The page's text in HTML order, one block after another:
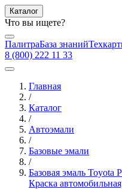
Каталог
Что вы ищете?
ПалитраБаза знаний
8 (800) 222 11 33
Главная
/
Каталог
/
Автоэмали
/
Базовые эмали
/
Базовая эмаль Toyota
Краска